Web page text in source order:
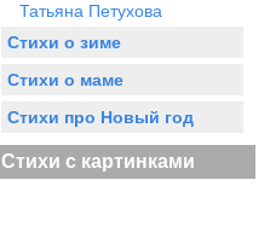
Татьяна Петухова
Стихи о зиме
Стихи о маме
Стихи про Новый год
Стихи с картинками